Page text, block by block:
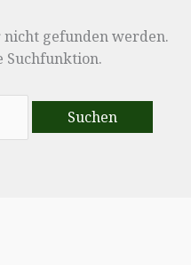
nicht gefunden werden.